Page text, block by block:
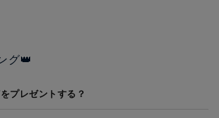
グ👑
プレゼントする？